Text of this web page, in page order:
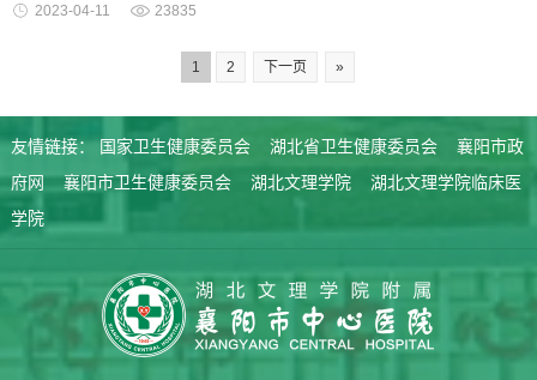
2023-04-11 23835
1 2 下一页 »
友情链接： 国家卫生健康委员会 湖北省卫生健康委员会
襄阳市政
府网
襄阳市卫生健康委员会 湖北文理学院
湖北文理学院临床医
学院